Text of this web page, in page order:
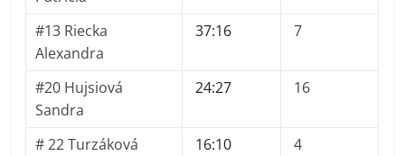
#13 Riecka
Alexandra
37:16 7
#20 Hujsiová
Sandra
24:27 16
# 22 Turzáková
16:10 4